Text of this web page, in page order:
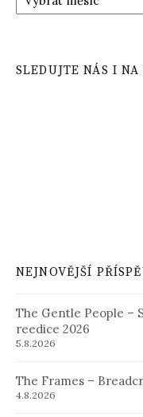
příspěvků
SLEDUJTE NÁS I NA
NEJNOVĚJŠÍ
The Gentle People –
reedice 2026
5.8.2026
The Frames –
4.8.2026